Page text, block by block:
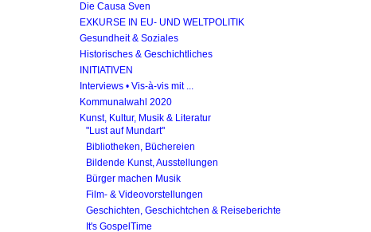
Die Causa Sven
EXKURSE IN EU- UND WELTPOLITIK
Gesundheit & Soziales
Historisches & Geschichtliches
INITIATIVEN
Interviews • Vis-à-vis mit ...
Kommunalwahl 2020
Kunst, Kultur, Musik & Literatur
"Lust auf Mundart"
Bibliotheken, Büchereien
Bildende Kunst, Ausstellungen
Bürger machen Musik
Film- & Videovorstellungen
Geschichten, Geschichtchen & Reiseberichte
It's GospelTime